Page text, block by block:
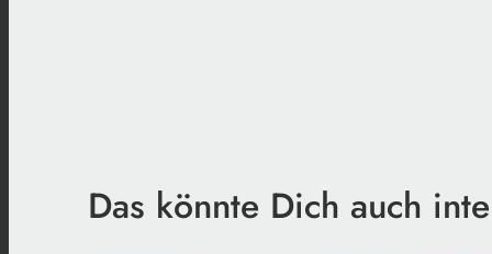
Das könnte Dich auch